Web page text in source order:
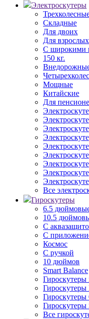
Электроскутеры
Складные
Для двоих
Для взрослых
С широкими
150 кг.
Мощные
Китайские
Для
Все
Гироскутеры
6.5
10.5
С
С
Космос
С ручкой
10 дюймов
Smart Balance
Гироскутеры
Гироскутеры
Все